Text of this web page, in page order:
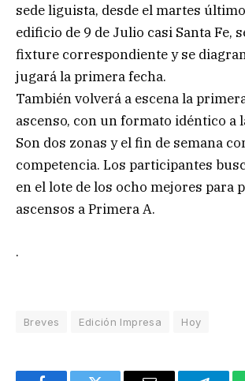
sede liguista, desde el martes
edificio de 9 de Julio casi Santa Fe,
fixture correspondiente y se
jugará la primera fecha.
También volverá a escena la
ascenso, con un formato idéntico a
Son dos zonas y el fin de semana
competencia. Los participantes
en el lote de los ocho mejores para
ascensos a Primera A.
.
Breves Edición Impresa Hoy